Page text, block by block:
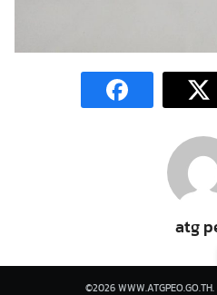
atg
©2026 WWW.ATGPEO.GO.TH.